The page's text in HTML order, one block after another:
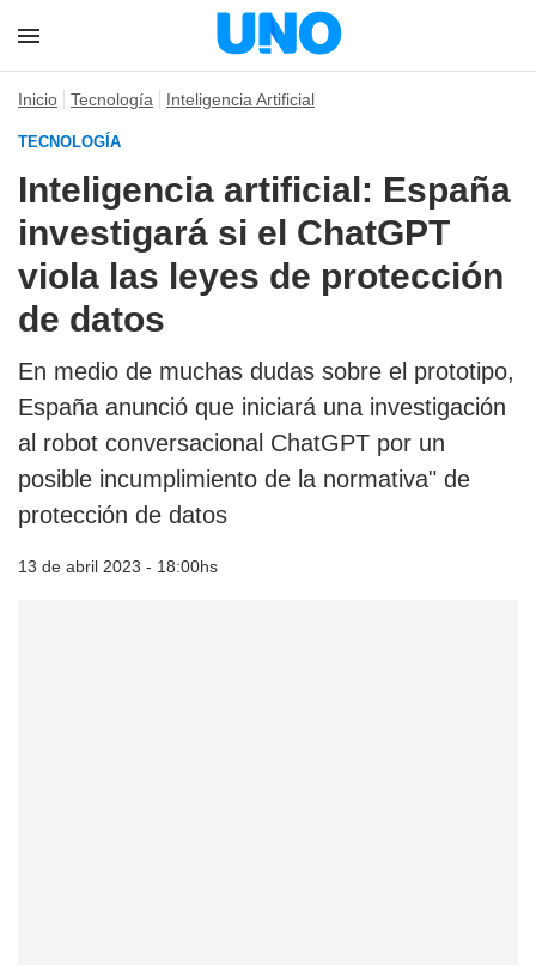
Inicio Tecnología Inteligencia Artificial
TECNOLOGÍA
Inteligencia artificial: España
investigará si el ChatGPT
viola las leyes de protección
de datos
En medio de muchas dudas sobre el prototipo,
España anunció que iniciará una investigación
al robot conversacional ChatGPT por un
posible incumplimiento de la normativa" de
protección de datos
13 de abril 2023 - 18:00hs